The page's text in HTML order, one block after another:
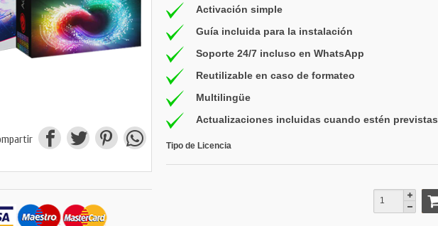
Activación simple
Guía incluida para la instalación
Soporte 24/7 incluso en WhatsApp
Reutilizable en caso de formateo
Multilingüe
Actualizaciones incluidas cuando estén previstas
Tipo de Licencia